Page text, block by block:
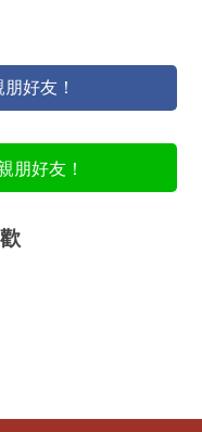
好友！
朋好友！